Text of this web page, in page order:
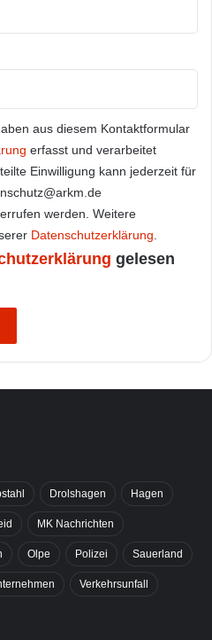
aus diesem Kontaktformular
erfasst und verarbeitet
Einwilligung kann jederzeit für
werden. Weitere
Datenschutzerklärung.
gelesen
Drolshagen Hagen
MK Nachrichten
Olpe Polizei Sauerland
Verkehrsunfall